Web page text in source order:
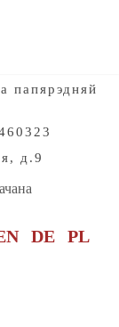
спраў для
спраў для
папярэдняй
д.9
DE PL